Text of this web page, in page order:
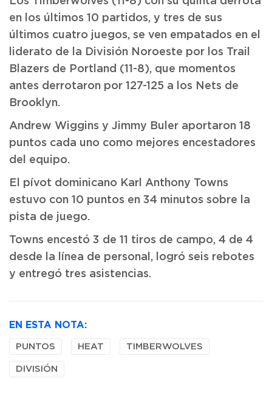
en los últimos 10 partidos, y tres de sus
últimos cuatro juegos, se ven empatados en el
liderato de la División Noroeste por los Trail
Blazers de Portland (11-8), que momentos
antes derrotaron por 127-125 a los Nets de
Brooklyn.
Andrew Wiggins y Jimmy Buler aportaron 18
puntos cada uno como mejores encestadores
del equipo.
El pívot dominicano Karl Anthony Towns
estuvo con 10 puntos en 34 minutos sobre la
pista de juego.
Towns encestó 3 de 11 tiros de campo, 4 de 4
desde la línea de personal, logró seis rebotes
y entregó tres asistencias.
EN ESTA NOTA:
PUNTOS HEAT TIMBERWOLVES
DIVISIÓN